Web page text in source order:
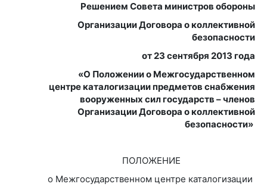
Решением Совета министров обороны
Организации Договора о коллективной
безопасности
от 23 сентября 2013 года
«О Положении о Межгосударственном
центре каталогизации предметов снабжения
вооруженных сил государств – членов
Организации Договора о коллективной
безопасности»
ПОЛОЖЕНИЕ
о Межгосударственном центре каталогизации